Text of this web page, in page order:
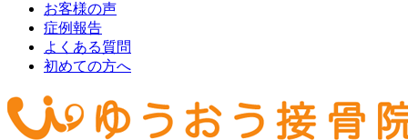
お客様の声
症例報告
よくある質問
初めての方へ